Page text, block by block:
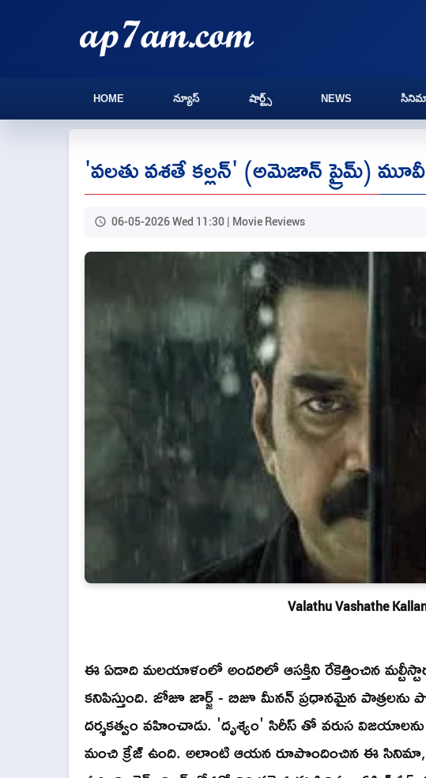
HOME న్యూస్ షార్ట్స్ NEWS
'వలతు వశతే కల్లన్' (అమెజాన్ ప్రైమ్)
06-05-2026 Wed 11:30 | Movie Reviews
Valathu Vashathe
ఈ ఏడాది మలయాళంలో అందరిలో ఆసక్తిని రేకెత్తించిన
కనిపిస్తుంది. జోజూ జార్జ్ - బిజూ మీనన్ ప్రధానమైన
దర్శకత్వం వహించాడు. 'దృశ్యం' సిరీస్ తో వరుస విజయాలను
మంచి క్రేజ్ ఉంది. అలాంటి ఆయన రూపొందించిన ఈ సినిమా,